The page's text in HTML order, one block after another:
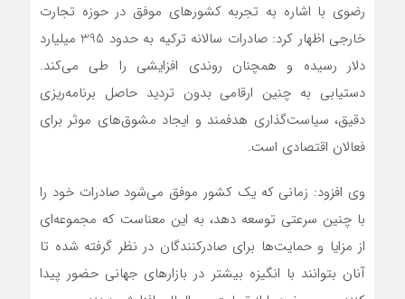
رضوی با اشاره به تجربه کشورهای موفق در حوزه تجارت
خارجی اظهار کرد: صادرات سالانه ترکیه به حدود 395 میلیارد
دلار رسیده و همچنان روندی افزایشی را طی می‌کند.
دستیابی به چنین ارقامی بدون تردید حاصل برنامه‌ریزی
دقیق، سیاست‌گذاری هدفمند و ایجاد مشوق‌های موثر برای
فعالان اقتصادی است.
وی افزود: زمانی که یک کشور موفق می‌شود صادرات خود را
با چنین سرعتی توسعه دهد، به این معناست که مجموعه‌ای
از مزایا و حمایت‌ها برای صادرکنندگان در نظر گرفته شده تا
آنان بتوانند با انگیزه بیشتر در بازارهای جهانی حضور پیدا